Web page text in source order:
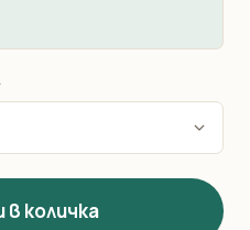
количка